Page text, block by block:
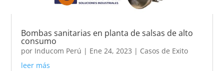
Bombas sanitarias en planta de salsas de alto
consumo
por Inducom Perú | Ene 24, 2023 | Casos de Exito
leer más